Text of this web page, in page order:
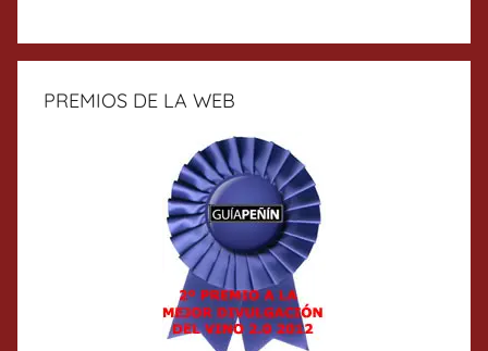
PREMIOS DE LA WEB